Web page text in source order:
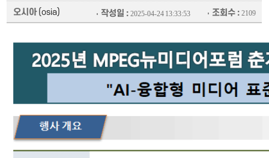
오시아(osia) 작성일 :2025-04-24 13:33:53 조회수 :2109